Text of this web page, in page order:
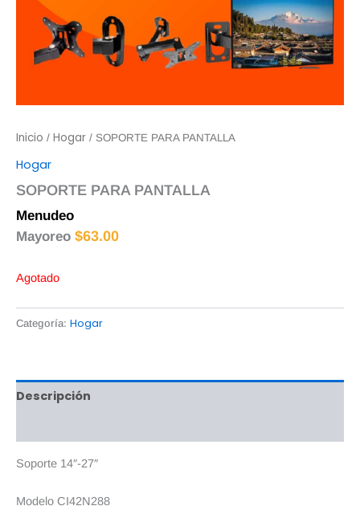
Inicio / Hogar / SOPORTE PARA PANTALLA
Hogar
SOPORTE PARA PANTALLA
Menudeo
Mayoreo $63.00
Agotado
Categoría: Hogar
Descripción
Soporte 14″-27″
Modelo CI42N288